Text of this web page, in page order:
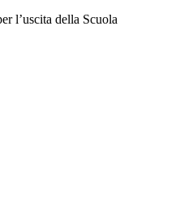
l’uscita della Scuola